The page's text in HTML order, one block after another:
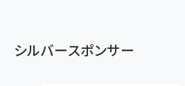
シルバースポンサー